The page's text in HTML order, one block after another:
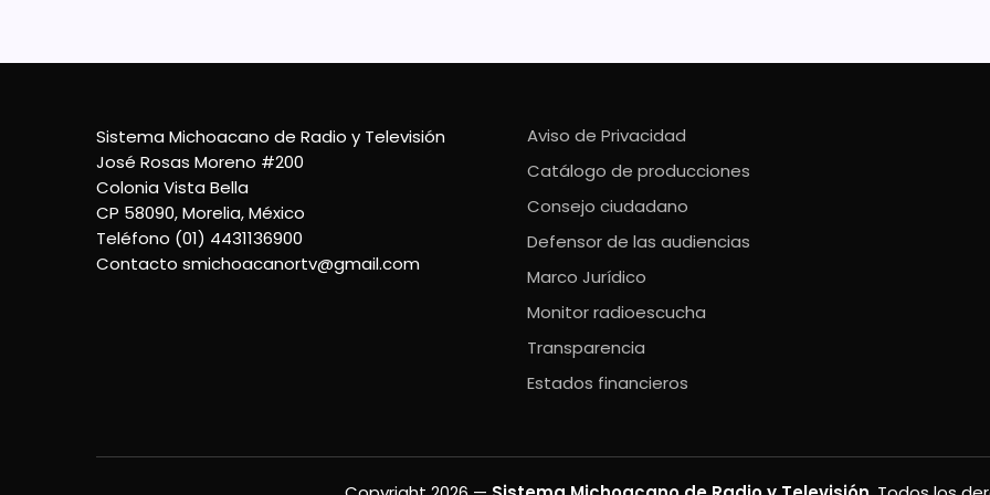
Sistema Michoacano de Radio y Televisión
José Rosas Moreno #200
Colonia Vista Bella
CP 58090, Morelia, México
Teléfono (01) 4431136900
Contacto smichoacanortv@gmail.com
Aviso de Privacidad
Catálogo de producciones
Consejo ciudadano
Defensor de las audiencias
Marco Jurídico
Monitor radioescucha
Transparencia
Estados financieros